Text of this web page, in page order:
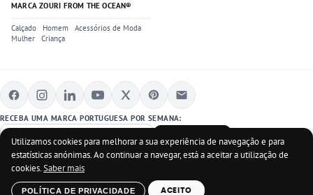
Utilizamos cookies para melhorar a sua experiência de navegação e para
estatísticas anónimas. Ao continuar a navegar, está a aceitar a utilização de
cookies.Saber mais
POLÍTICA DE PRIVACIDADE ACEITO
MARCA ZOURI FROM THE OCEAN®
Calçado Homem
Acessórios de Moda
Mulher
Criança
RECEBA UMA MARCA PORTUGUESA POR SEMANA:
SUBSCREVER
COPYRIGHT © MARCAS PORTUGUESAS LISTADAS E MARCASPORTUGUEAS.pt 2012-
2026